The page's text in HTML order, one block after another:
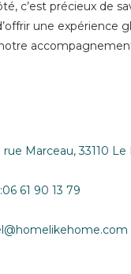
c’est précieux de
une expérience
rue Marceau, 33110
06 61 90 13 79